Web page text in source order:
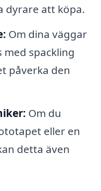
dyrare att köpa.
Om dina väggar
spackling
påverka den
Om du
eller en
detta även